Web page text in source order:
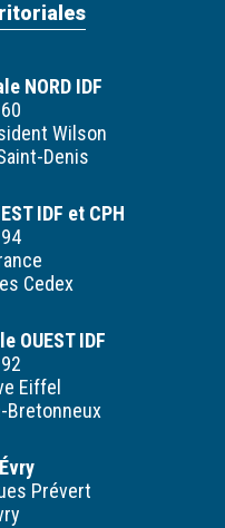
NORD IDF
Wilson
Denis
IDF et CPH
Cedex
OUEST IDF
Eiffel
Bretonneux
Prévert